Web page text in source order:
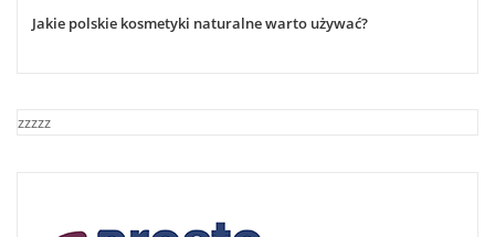
Jakie polskie kosmetyki naturalne warto używać?
zzzzz